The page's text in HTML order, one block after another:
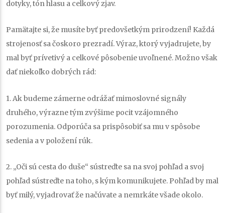
dotyky, tón hlasu a celkový zjav.
Pamätajte si, že musíte byť predovšetkým prirodzení! Každá
strojenosť sa čoskoro prezradí. Výraz, ktorý vyjadrujete, by
mal byť prívetivý a celkové pôsobenie uvoľnené. Možno však
dať niekoľko dobrých rád:
1. Ak budeme zámerne odrážať mimoslovné signály
druhého, výrazne tým zvýšime pocit vzájomného
porozumenia. Odporúča sa prispôsobiť sa mu v spôsobe
sedenia a v položení rúk.
2. „Oči sú cesta do duše“ sústreďte sa na svoj pohľad a svoj
pohľad sústreďte na toho, s kým komunikujete. Pohľad by mal
byť milý, vyjadrovať že načúvate a nemrkáte všade okolo.